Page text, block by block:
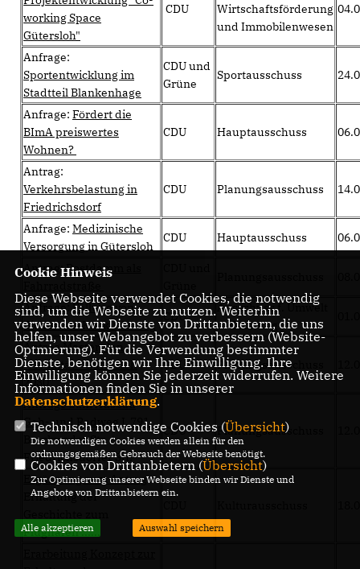
working Space
Gütersloh"
CDU
Wirtschaftsförderung
und Immobilenwesen
Anfrage:
Sportentwicklung im
Stadtteil Blankenhage
CDU und
Grüne
Sportausschuss
Anfrage: Fördert die
BImA preiswertes
Wohnen?
CDU Hauptausschuss
Antrag:
Verkehrsbelastung in
Friedrichsdorf
CDU Planungsausschuss
Anfrage: Medizinische
Versorgungin Gütersloh
CDU Hauptausschuss
Antrag:Postdamm als
Anfrage:Fällung von
Eichen am Kuckucksweg
CDU
Ausschuss f. Umwelt
u. Ordnung
AntragMasterplan
"Mobilität - Gütersloh
2030"
CDU Planungsausschuss
Anfrage zum Ausbau
Geh- und Radweg L 791,
Brackweder Str. /
Friedrichsdorfer Str.
CDU Planungsausschuss
Ergänzung zum Antrag
Erhaltung der
Flughafen ......
Cookie Hinweis
Diese Webseite verwendet Cookies, die notwendig
sind, um die Webseite zu nutzen. Weiterhin
verwenden wir Dienste von Drittanbietern, die uns
helfen, unser Webangebot zu verbessern (Website-
Optmierung). Für die Verwendung bestimmter
Dienste, benötigen wir Ihre Einwilligung. Ihre
Einwilligung können Sie jederzeit widerrufen. Weitere
Informationen finden Sie in unserer
Datenschutzerklärung.
Technisch notwendige Cookies (Übersicht)
Die notwendigen Cookies werden allein für den
ordnungsgemäßen Gebrauch der Webseite benötigt.
Cookies von Drittanbietern (Übersicht)
Zur Optimierung unserer Webseite binden wir Dienste und
Angebote von Drittanbietern ein.
Alle akzeptieren Auswahl speichern